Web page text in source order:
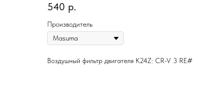
540 р.
Производитель
Воздушный фильтр двигателя K24Z: CR-V 3 RE#